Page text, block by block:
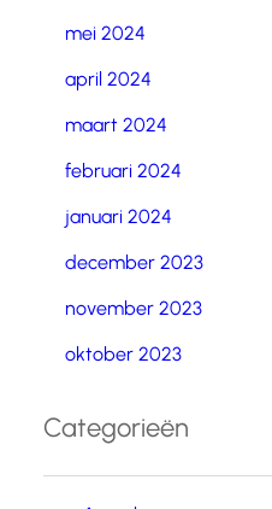
mei 2024
april 2024
maart 2024
februari 2024
januari 2024
december 2023
november 2023
oktober 2023
Categorieën